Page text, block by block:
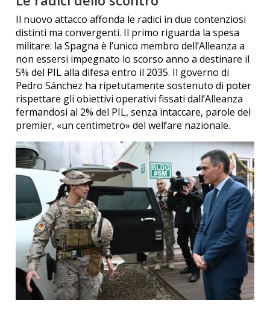
Il nuovo attacco affonda le radici in due contenziosi
distinti ma convergenti. Il primo riguarda la spesa
militare: la Spagna è l’unico membro dell’Alleanza a
non essersi impegnato lo scorso anno a destinare il
5% del PIL alla difesa entro il 2035. Il governo di
Pedro Sánchez ha ripetutamente sostenuto di poter
rispettare gli obiettivi operativi fissati dall’Alleanza
fermandosi al 2% del PIL, senza intaccare, parole del
premier, «un centimetro» del welfare nazionale.